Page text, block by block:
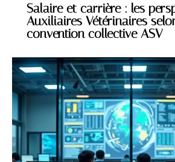
Salaire et carrière : les
Auxiliaires Vétérinaires
convention collective ASV